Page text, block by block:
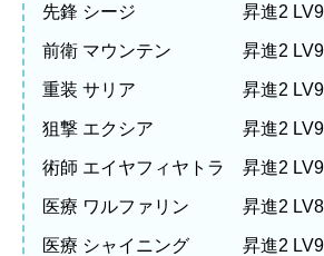
先鋒 シージ 昇進2 LV90
前衛 マウンテン 昇進2
重装 サリア 昇進2 LV90
狙撃 エクシア 昇進2 LV90
術師 エイヤフィヤトラ 昇進2
医療 ワルファリン 昇進2
医療 シャイニング 昇進2